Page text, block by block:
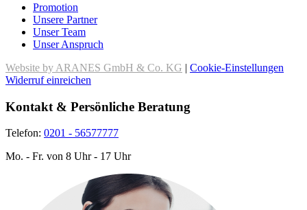
Promotion
Unsere Partner
Unser Team
Unser Anspruch
Website by ARANES GmbH & Co. KG | Cookie-Einstellungen
Widerruf einreichen
Kontakt & Persönliche Beratung
Telefon: 0201 - 56577777
Mo. - Fr. von 8 Uhr - 17 Uhr